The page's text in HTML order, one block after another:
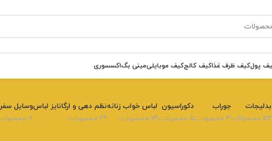
پولکیف ظرف غذاکیف کالجکیف موبایلیمینی بگاکسسوری
بدلیجات
52 محصولات
جوراب
3 محصولات
دکوراسیون
5 محصولات
لباس خواب زنانه
14 محصولات
نظم دهی و ارگانایز لباس
29 محصولات
وسایل سفر
8 محصولات